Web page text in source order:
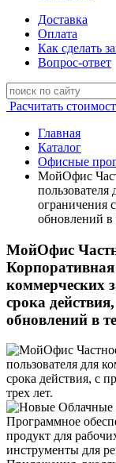
Доставка
Оплата
Как сделать
Вопрос-ответ
Расчитать
Главная
Каталог
Офисные
МойОфис
пользователя
ограничения
обновлений в
МойОфис
коммерческих
срока
обновлений в
Программное
продукт для
инструменты для